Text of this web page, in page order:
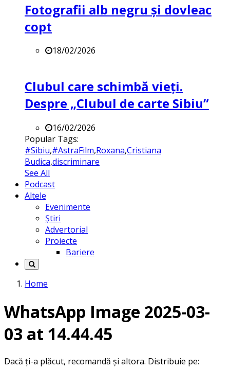
Fotografii alb negru și dovleac
copt
18/02/2026
Clubul care schimbă vieți.
Despre „Clubul de carte Sibiu”
16/02/2026
Popular Tags:
#Sibiu,#AstraFilm,Roxana,Cristiana
Budica,discriminare
See All
Podcast
Altele
Evenimente
Știri
Advertorial
Proiecte
Bariere
Home
WhatsApp Image 2025-03-
03 at 14.44.45
Dacă ți-a plăcut, recomandă și altora. Distribuie pe: